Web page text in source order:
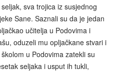
sva trojica iz susjednog
Sane. Saznali su da je jedan
učitelja u Podovima i
oduzeli mu opljačkane stvari i
u Podovima zatekli su
seljaka i usput ih tukli,